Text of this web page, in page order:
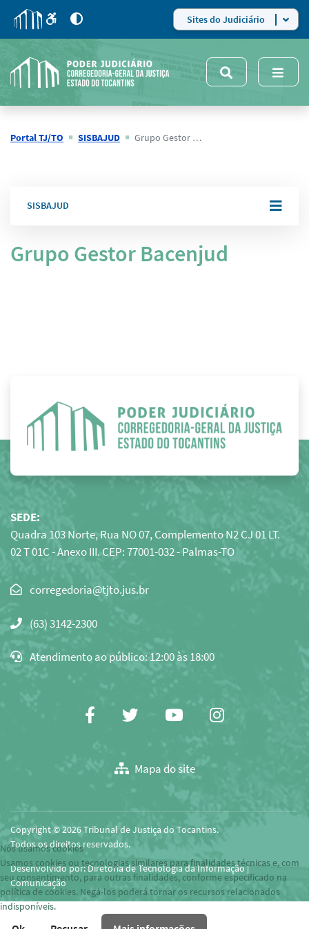
para
4
site
5
modo
de
contraste
Sites do Judiciário
Portal TJ/TO SISBAJUD Grupo Gestor do Sistema
SISBAJUD
Grupo Gestor Bacenjud
SEDE:
Quadra 103 Norte, Rua NO 07, Complemento N2 CJ 01 LT.
02 T 01C - Anexo III. CEP: 77001-032 - Palmas-TO
Clique
copiar
o
e-
mail
para
(63) 3142-2300
Atendimento ao público: 12:00 às 18:00
FacebookTwitterYoutubeInstagram
Mapa do site
Copyright © 2026 Tribunal de Justiça do Tocantins.
Todos os direitos reservados.
Desenvolvido por: Diretoria de Tecnologia da Informação |
Comunicação
Nós usamos cookies
Usamos cookies ou tecnologias similares para finalidades técnicas e, com
seu consentimento, para outras finalidades, conforme especificado na
política de cookies. Negá-los poderá tornar os recursos relacionados
indisponíveis.